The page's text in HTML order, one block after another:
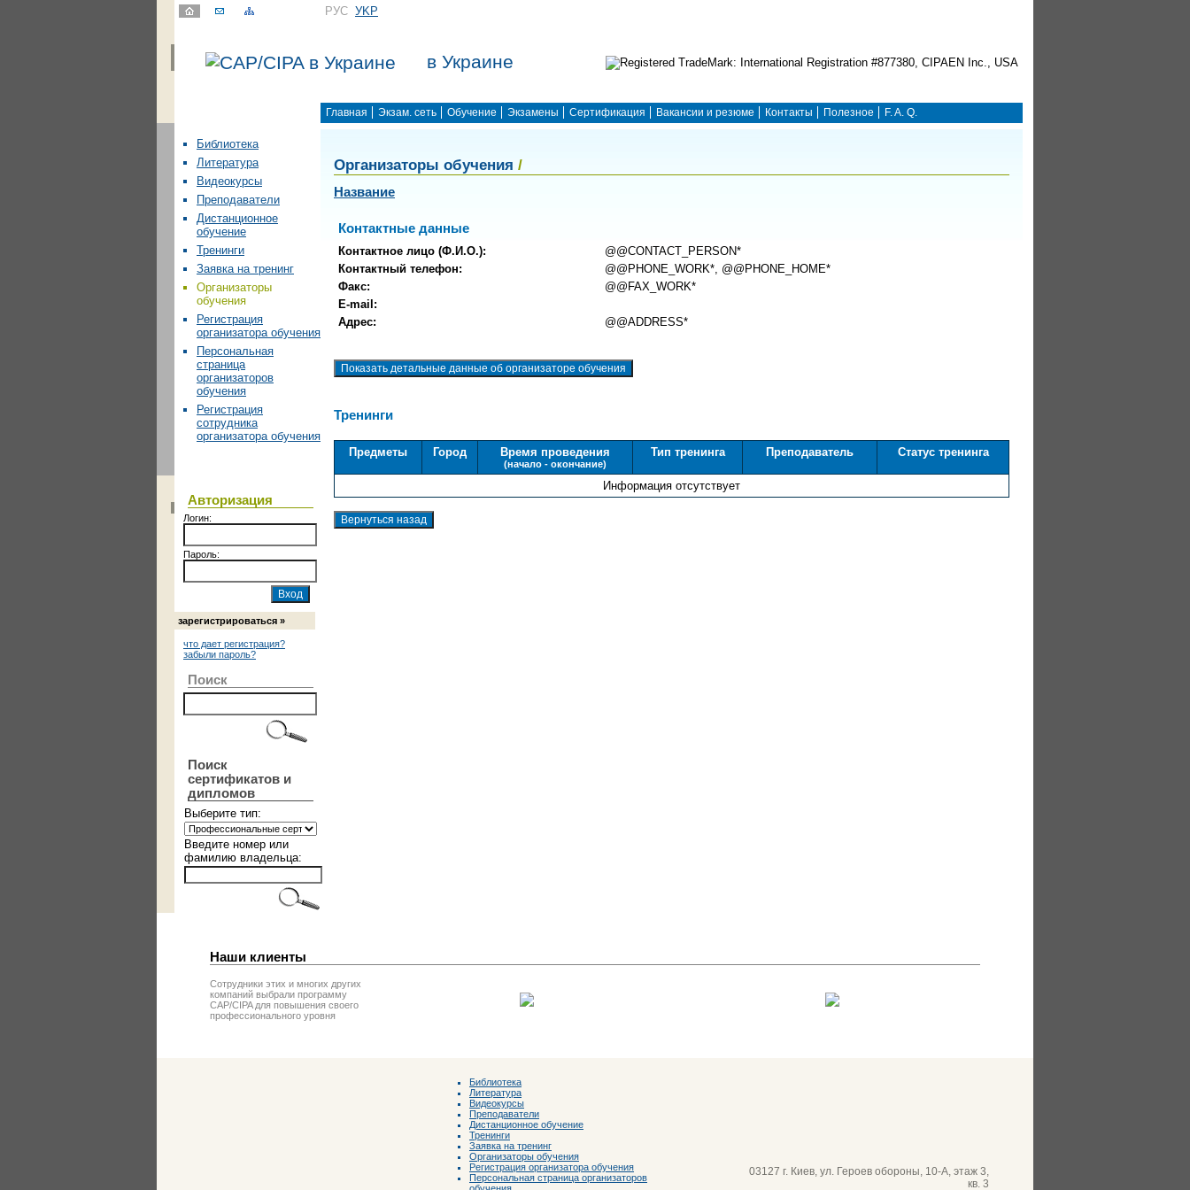
РУС УKР
в Украине
Главная Экзам. сеть Обучение Экзамены Сертификация Вакансии и резюме Контакты Полезное F. A. Q.
Библиотека
Литература
Видеокурсы
Преподаватели
Дистанционное
обучение
Тренинги
Заявка на тренинг
Организаторы
обучения
Регистрация
организатора обучения
Персональная
страница
организаторов
обучения
Регистрация
сотрудника
организатора обучения
Авторизация
Логин:
Пароль:
зарегистрироваться »
что дает регистрация?
забыли пароль?
Поиск
Поиск
сертификатов и
дипломов
Выберите тип:
Введите номер или
фамилию владельца:
Организаторы обучения /
Название
Контактные данные
Контактное лицо (Ф.И.О.):
@@CONTACT_PERSON*
Контактный телефон:
@@PHONE_WORK*, @@PHONE_HOME*
Факс:
@@FAX_WORK*
E-mail:
Адрес:
@@ADDRESS*
Тренинги
Предметы Город Время проведения
(начало - окончание)
Тип тренинга Преподаватель Статус тренинга
Информация отсутствует
Наши клиенты
Сотрудники этих и многих других
компаний выбрали программу
CAP/CIPA для повышения своего
профессионального уровня
Библиотека
Литература
Видеокурсы
Преподаватели
Дистанционное обучение
Тренинги
Заявка на тренинг
Организаторы обучения
Регистрация организатора обучения
Персональная страница организаторов
03127 г. Киев, ул. Героев обороны, 10-А, этаж 3,
кв. 3